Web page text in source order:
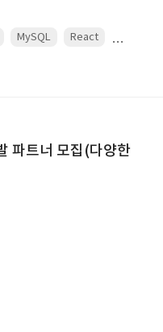
MySQL React
파트너 모집(다양한